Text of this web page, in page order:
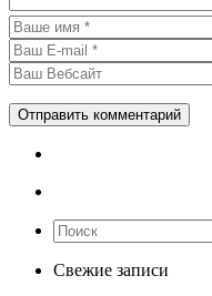
Свежие записи